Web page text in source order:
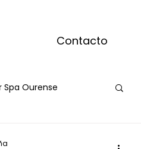
Contacto
Spa Ourense